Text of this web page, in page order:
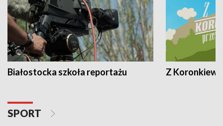
Białostocka szkoła reportażu Z
SPORT